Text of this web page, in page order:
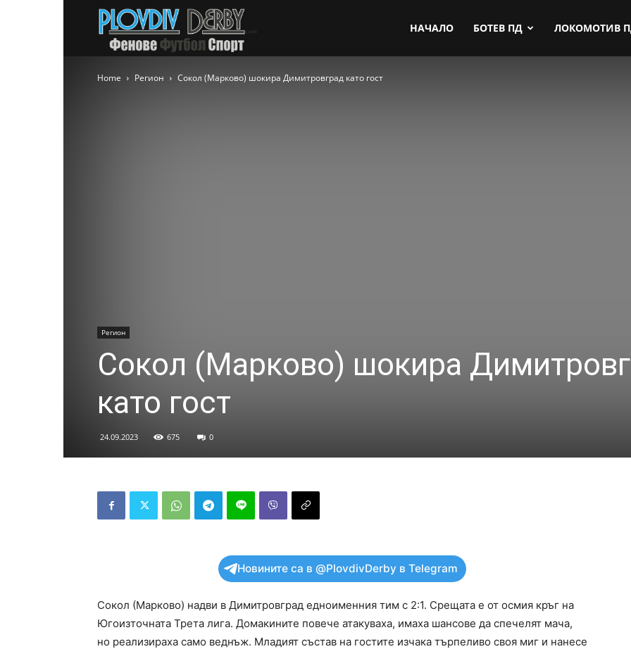
НАЧАЛО БОТЕВ ПД ЛОКОМОТИВ
Home Регион Сокол (Марково) шокира Димитровград като гост
Регион
Сокол (Марково) шокира
като гост
24.09.2023 675 0
Новините са в @PlovdivDerby в Telegram
Сокол (Марково) надви в Димитровград едноименния тим с 2:1. Срещата е от осмия кръг на
Югоизточната Трета лига. Домакините повече атакуваха, имаха шансове да спечелят мача,
но реализираха само веднъж. Младият състав на гостите изчака търпеливо своя миг и нанесе